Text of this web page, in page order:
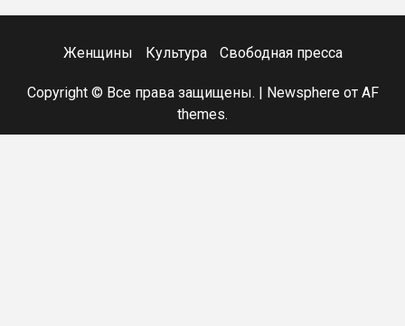
Женщины Культура Свободная пресса
Copyright © Все права защищены. | Newsphereот AF
themes.